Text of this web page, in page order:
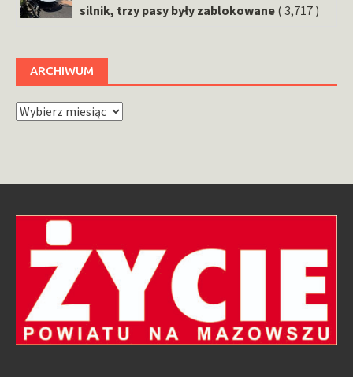
silnik, trzy pasy były zablokowane ( 3,717 )
ARCHIWUM
Archiwum